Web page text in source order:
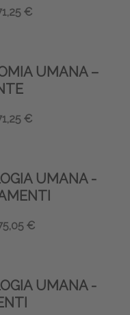
€
UMANA –
€
UMANA -
€
UMANA -